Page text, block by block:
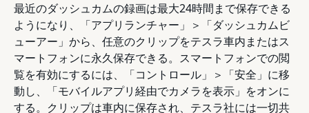
最近のダッシュカムの録画は最大24時間まで保存できる
ようになり、「アプリランチャー」＞「ダッシュカムビ
ューアー」から、任意のクリップをテスラ車内またはス
マートフォンに永久保存できる。スマートフォンでの閲
覧を有効にするには、「コントロール」＞「安全」に移
動し、「モバイルアプリ経由でカメラを表示」をオンに
する。クリップは車内に保存され、テスラ社には一切共